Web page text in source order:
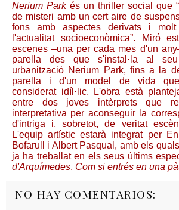
Nerium Parkés un thriller social que
de misteri amb un cert aire de
fons amb aspectes derivats i molt
l'actualitat socioeconòmica”. Miró
escenes –una per cada mes d'un
parella des que s'instal·la al
urbanització Nerium Park, fins a la
parella i d'un model de vida
considerat idíl·lic. L'obra està
entre dos joves intèrprets que
interpretativa per aconseguir la
d'intriga i, sobretot, de veritat
L'equip artístic estarà integrat per
Bofarull i Albert Pasqual, amb els
ja ha treballat en els seus últims
d'Arquímedes, Com si entrés en una
NO HAY COMENTARIOS: